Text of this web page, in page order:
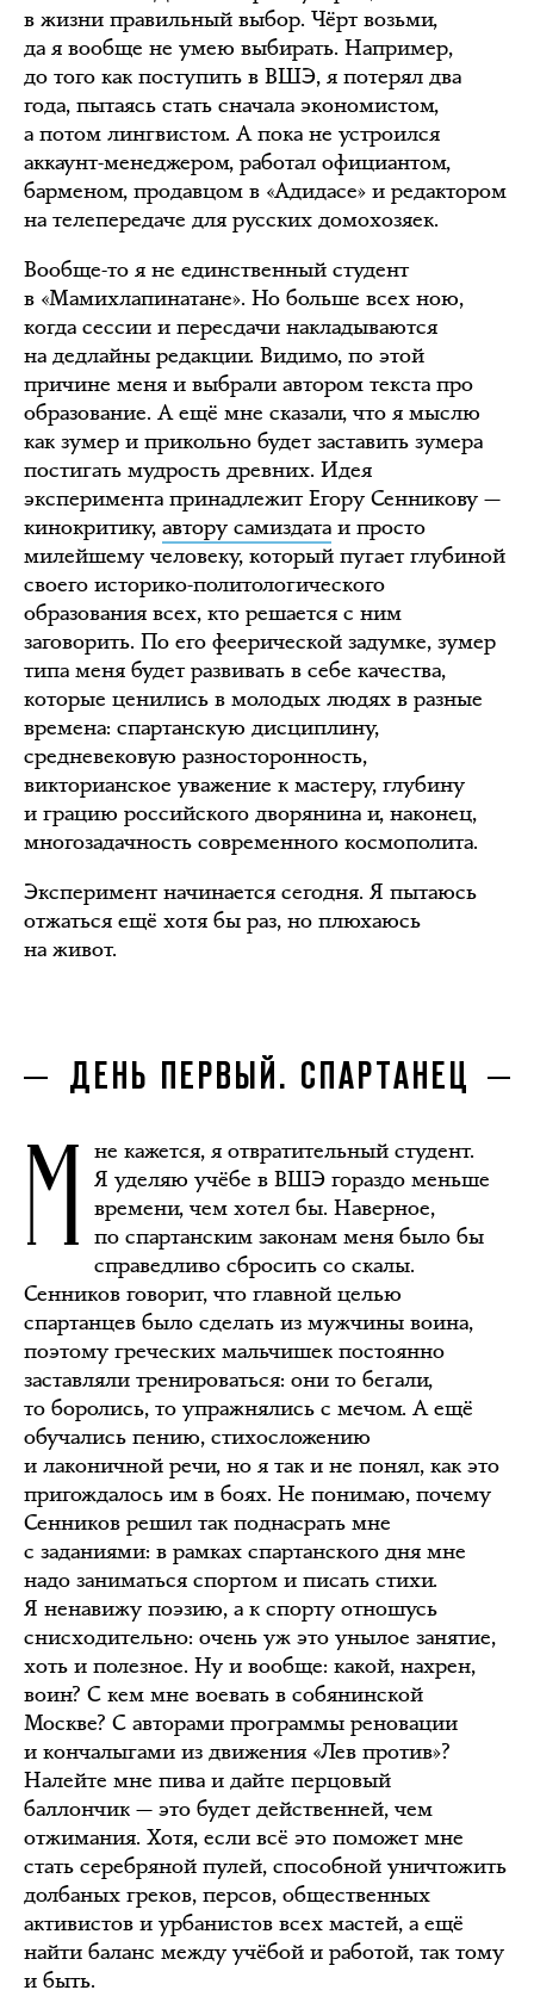
в жизни правильный выбор. Чёрт возьми,
да я вообще не умею выбирать. Например,
до того как поступить в ВШЭ, я потерял два
года, пытаясь стать сначала экономистом,
а потом лингвистом. А пока не устроился
аккаунт-менеджером, работал официантом,
барменом, продавцом в «Адидасе» и редактором
на телепередаче для русских домохозяек.
Вообще-то я не единственный студент
в «Мамихлапинатане». Но больше всех ною,
когда сессии и пересдачи накладываются
на дедлайны редакции. Видимо, по этой
причине меня и выбрали автором текста про
образование. А ещё мне сказали, что я мыслю
как зумер и прикольно будет заставить зумера
постигать мудрость древних. Идея
эксперимента принадлежит Егору Сенникову —
кинокритику, автору самиздата и просто
милейшему человеку, который пугает глубиной
своего историко-политологического
образования всех, кто решается с ним
заговорить. По его феерической задумке, зумер
типа меня будет развивать в себе качества,
которые ценились в молодых людях в разные
времена: спартанскую дисциплину,
средневековую разносторонность,
викторианское уважение к мастеру, глубину
и грацию российского дворянина и, наконец,
многозадачность современного космополита.
Эксперимент начинается сегодня. Я пытаюсь
отжаться ещё хотя бы раз, но плюхаюсь
на живот.
ДЕНЬ ПЕРВЫЙ. СПАРТАНЕЦ
М не кажется, я отвратительный студент.
Я уделяю учёбе в ВШЭ гораздо меньше
времени, чем хотел бы. Наверное,
по спартанским законам меня было бы
справедливо сбросить со скалы.
Сенников говорит, что главной целью
спартанцев было сделать из мужчины воина,
поэтому греческих мальчишек постоянно
заставляли тренироваться: они то бегали,
то боролись, то упражнялись с мечом. А ещё
обучались пению, стихосложению
и лаконичной речи, но я так и не понял, как это
пригождалось им в боях. Не понимаю, почему
Сенников решил так поднасрать мне
с заданиями: в рамках спартанского дня мне
надо заниматься спортом и писать стихи.
Я ненавижу поэзию, а к спорту отношусь
снисходительно: очень уж это унылое занятие,
хоть и полезное. Ну и вообще: какой, нахрен,
воин? С кем мне воевать в собянинской
Москве? С авторами программы реновации
и кончалыгами из движения «Лев против»?
Налейте мне пива и дайте перцовый
баллончик — это будет действенней, чем
отжимания. Хотя, если всё это поможет мне
стать серебряной пулей, способной уничтожить
долбаных греков, персов, общественных
активистов и урбанистов всех мастей, а ещё
найти баланс между учёбой и работой, так тому
и быть.